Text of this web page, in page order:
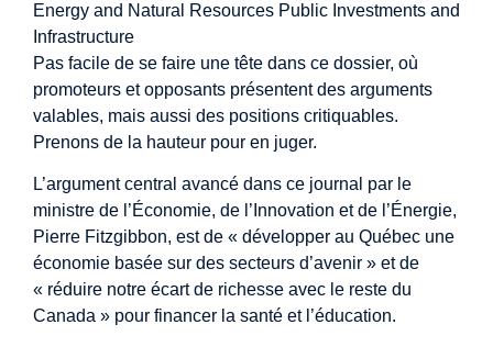
Energy and Natural Resources Public Investments and
Infrastructure
Pas facile de se faire une tête dans ce dossier, où
promoteurs et opposants présentent des arguments
valables, mais aussi des positions critiquables.
Prenons de la hauteur pour en juger.
L’argument central avancé dans ce journal par le
ministre de l’Économie, de l’Innovation et de l’Énergie,
Pierre Fitzgibbon, est de « développer au Québec une
économie basée sur des secteurs d’avenir » et de
« réduire notre écart de richesse avec le reste du
Canada » pour financer la santé et l’éducation.